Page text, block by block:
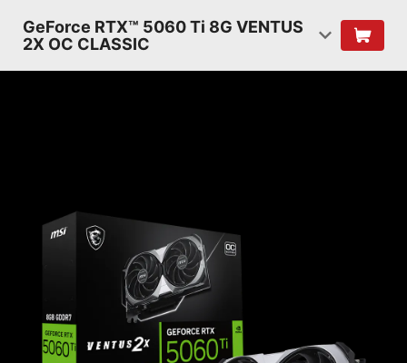
GeForce RTX™ 5060 Ti 8G VENTUS
2X OC CLASSIC